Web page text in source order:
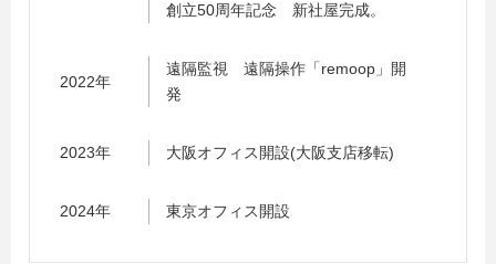
創立50周年記念 新社屋完成。
2022年
遠隔監視 遠隔操作「remoop」開
発
2023年 大阪オフィス開設(大阪支店移転)
2024年 東京オフィス開設